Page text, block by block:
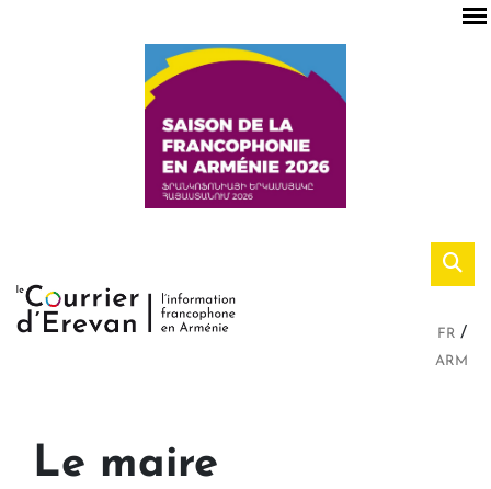
FR
ARM
Le maire